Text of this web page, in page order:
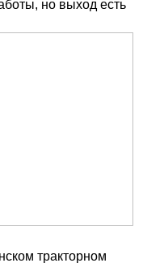
но выход есть
тракторном